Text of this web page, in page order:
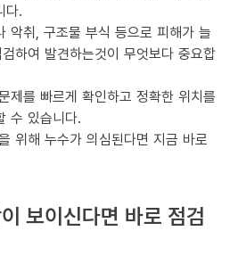
다.
악취, 구조물 부식 등으로 피해가 늘
하여 발견하는것이 무엇보다 중요합
제를 빠르게 확인하고 정확한 위치를
수 있습니다.
위해 누수가 의심된다면 지금 바로
보이신다면 바로 점검